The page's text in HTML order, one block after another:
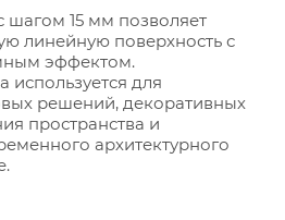
15 мм позволяет
линейную поверхность с
эффектом.
используется для
решений, декоративных
пространства и
архитектурного